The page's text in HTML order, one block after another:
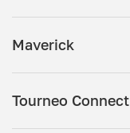
Maverick
Tourneo Connect